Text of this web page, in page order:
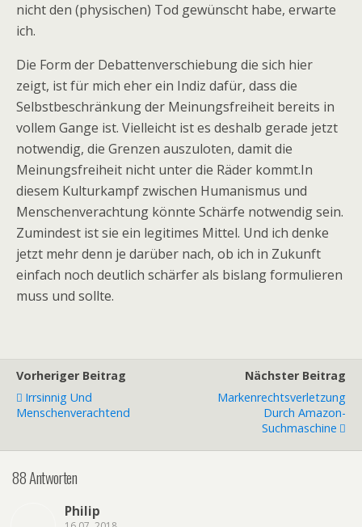
nicht den (physischen) Tod gewünscht habe, erwarte
ich.
Die Form der Debattenverschiebung die sich hier
zeigt, ist für mich eher ein Indiz dafür, dass die
Selbstbeschränkung der Meinungsfreiheit bereits in
vollem Gange ist. Vielleicht ist es deshalb gerade jetzt
notwendig, die Grenzen auszuloten, damit die
Meinungsfreiheit nicht unter die Räder kommt.In
diesem Kulturkampf zwischen Humanismus und
Menschenverachtung könnte Schärfe notwendig sein.
Zumindest ist sie ein legitimes Mittel. Und ich denke
jetzt mehr denn je darüber nach, ob ich in Zukunft
einfach noch deutlich schärfer als bislang formulieren
muss und sollte.
Vorheriger Beitrag
Irrsinnig Und
Menschenverachtend
Nächster Beitrag
Markenrechtsverletzung
Durch Amazon-
Suchmaschine
88 Antworten
Philip